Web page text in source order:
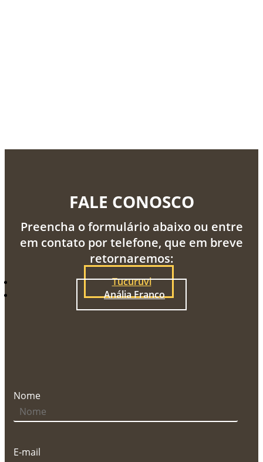
FALE CONOSCO
Preencha o formulário abaixo ou entre
em contato por telefone, que em breve
retornaremos:
Tucuruvi
Anália Franco
Nome
E-mail